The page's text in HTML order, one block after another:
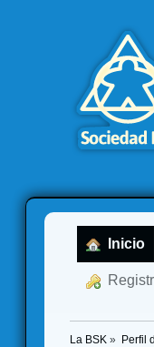
Inicio
La BSK » Perfil